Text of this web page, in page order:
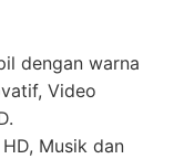
dengan warna
Video
Musik dan